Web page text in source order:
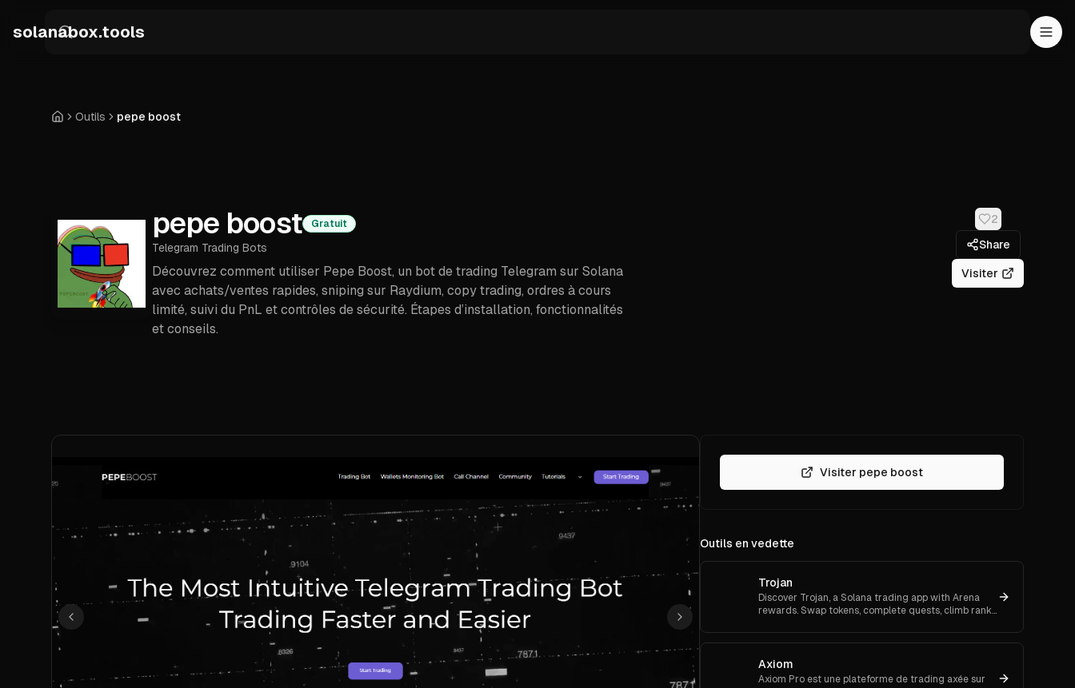
solanabox.tools
AccueilOutils pepe boost
pepe boost Gratuit
Telegram Trading Bots
Découvrez comment utiliser Pepe Boost, un bot de trading Telegram sur Solana
avec achats/ventes rapides, sniping sur Raydium, copy trading, ordres à cours
limité, suivi du PnL et contrôles de sécurité. Étapes d’installation, fonctionnalités
et conseils.
2
Share
Visiter
Précédent Suivant
Visiter pepe boost
Outils en vedette
Trojan
Discover Trojan, a Solana trading app with Arena
rewards. Swap tokens, complete quests, climb ranks,
start earn
Axiom
Axiom Pro est une plateforme de trading axée sur